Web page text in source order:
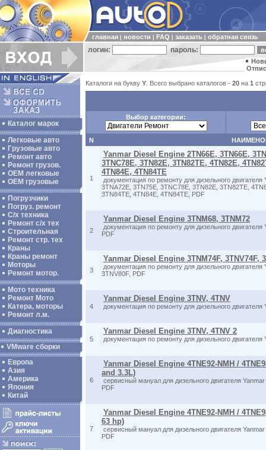
главная новости FAQ заказать обратная связь
логин: пароль:
Каталог марок
Легковые авто
Грузовые авто
Ремонт авто
Ремонт грузов.
ОЕМ легковые
OEM грузовые
Погрузчики
Погруз. ремонт
С/х техника
Ремонт с/х тех
Строительная
Ремонт стр. тех
Краны
Краны ремонт
Моторы
Ремонт мотор.
Мото техника
Ремонт Мото
Катера, моторы
Ремонт л.м.
Диагностика
VMware сборки
Европа
Азия
Америка
Япония
Китай
Каталоги на букву Y . Всего выбрано каталогов - 20 на 1
Выбор категории:
N
1
Yanmar Diesel Engine 2TN66E, 3TN66E,
3TNC78E, 3TN82E, 3TN82TE, 4TN82E,
4TN84E, 4TN84TE
документация по ремонту для дизельного
3TNA72E, 3TN75E, 3TNC78E, 3TN82E, 3TN82TE,
3TN84TE, 4TN84E, 4TN84TE, PDF
2
Yanmar Diesel Engine 3TNM68, 3TNM72
документация по ремонту для дизельного
PDF
3
Yanmar Diesel Engine 3TNM74F, 3TNV74F,
документация по ремонту для дизельного
3TNV80F, PDF
4
Yanmar Diesel Engine 3TNV, 4TNV
документация по ремонту для дизельного двигателя
5
Yanmar Diesel Engine 3TNV, 4TNV 2
документация по ремонту для дизельного двигателя
6
Yanmar Diesel Engine 4TNE92-NMH /
and 3.3L)
сервисный мануал для дизельного двигателя
PDF
7
Yanmar Diesel Engine 4TNE92-NMH /
63 hp)
сервисный мануал для дизельного двигателя
PDF